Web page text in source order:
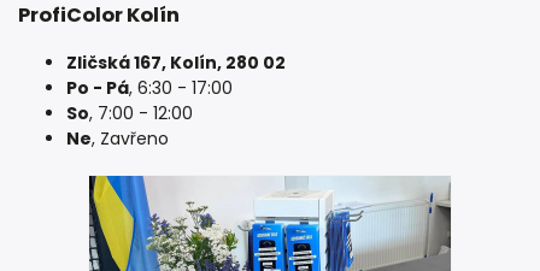
ProfiColor Kolín
Zličská 167, Kolín, 280 02
Po - Pá, 6:30 - 17:00
So, 7:00 - 12:00
Ne, Zavřeno